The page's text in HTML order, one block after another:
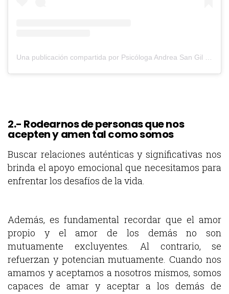
Una publicación compartida por Psicóloga Andrea San Gil (@psicologiasincera)
2.- Rodearnos de personas que nos
acepten y amen tal como somos
Buscar relaciones auténticas y significativas nos
brinda el apoyo emocional que necesitamos para
enfrentar los desafíos de la vida.
Además, es fundamental recordar que el amor
propio y el amor de los demás no son
mutuamente excluyentes. Al contrario, se
refuerzan y potencian mutuamente. Cuando nos
amamos y aceptamos a nosotros mismos, somos
capaces de amar y aceptar a los demás de